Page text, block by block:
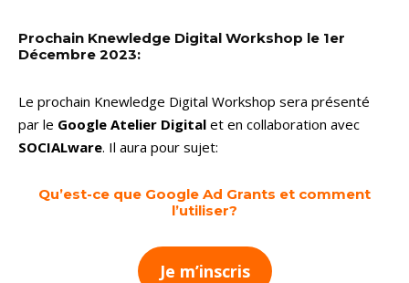
Prochain Knewledge Digital Workshop le 1er
Décembre 2023:
Le prochain Knewledge Digital Workshop sera présenté
par le Google Atelier Digital et en collaboration avec
SOCIALware. Il aura pour sujet:
Qu’est-ce que Google Ad Grants et comment
l’utiliser?
Je m’inscris